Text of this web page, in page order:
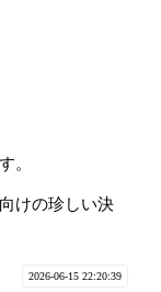
。
けの珍しい決
2026-06-15 22:20:39